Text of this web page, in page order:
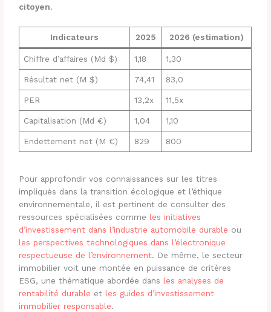
citoyen.
Indicateurs 2025 2026 (estimation)
Chiffre d’affaires (Md $) 1,18 1,30
Résultat net (M $) 74,41 83,0
PER 13,2x 11,5x
Capitalisation (Md €) 1,04 1,10
Endettement net (M €) 829 800
Pour approfondir vos connaissances sur les titres
impliqués dans la transition écologique et l’éthique
environnementale, il est pertinent de consulter des
ressources spécialisées comme les initiatives
d’investissement dans l’industrie automobile durable ou
les perspectives technologiques dans l’électronique
respectueuse de l’environnement. De même, le secteur
immobilier voit une montée en puissance de critères
ESG, une thématique abordée dans les analyses de
rentabilité durable et les guides d’investissement
immobilier responsable.